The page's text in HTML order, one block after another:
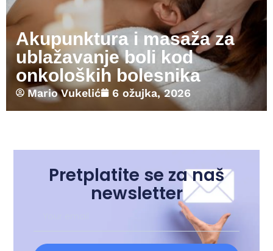
Akupunktura i masaža za
ublažavanje boli kod
onkoloških bolesnika
Mario Vukelić 6 ožujka, 2026
Pretplatite se za naš
newsletter